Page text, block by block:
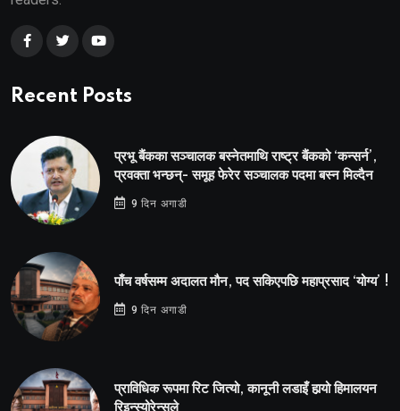
Recent Posts
प्रभू बैंकका सञ्चालक बस्नेतमाथि राष्ट्र बैंकको ‘कन्सर्न’,
प्रवक्ता भन्छन्- समूह फेरेर सञ्चालक पदमा बस्न मिल्दैन
9 दिन अगाडी
पाँच वर्षसम्म अदालत मौन, पद सकिएपछि महाप्रसाद ‘योग्य’ !
9 दिन अगाडी
प्राविधिक रूपमा रिट जित्यो, कानूनी लडाइँ हार्‍यो हिमालयन
रिइन्स्योरेन्सले